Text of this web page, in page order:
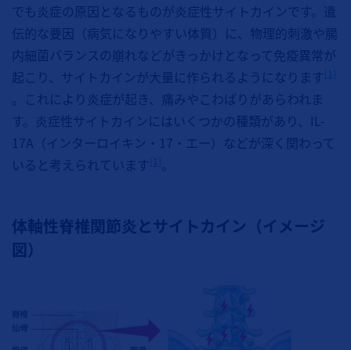
でも炎症の原因となるものが炎症性サイトカインです。遺
伝的な要因（病気になりやすい体質）に、物理的刺激や腸
内細菌バランスの崩れなどがきっかけとなって免疫異常が
起こり、サイトカインが大量に作られるようになります [1]
。これにより炎症が起き、痛みやこわばりがあらわれま
す。炎症性サイトカインにはいくつかの種類があり、IL-
17A（インターロイキン・17・エー）などが深く関わって
いると考えられています [1]
体軸性脊椎関節炎とサイトカイン（イメージ
図）